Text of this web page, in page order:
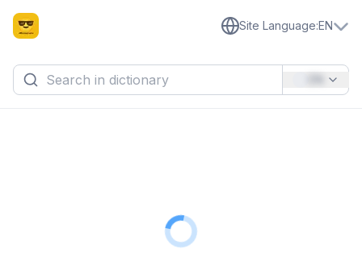
Site Language:EN